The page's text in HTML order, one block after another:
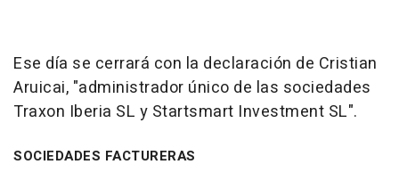
Ese día se cerrará con la declaración de Cristian
Aruicai, "administrador único de las sociedades
Traxon Iberia SL y Startsmart Investment SL".
SOCIEDADES FACTURERAS